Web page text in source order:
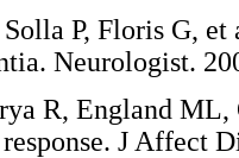
P, Floris G,
R, England
response. J